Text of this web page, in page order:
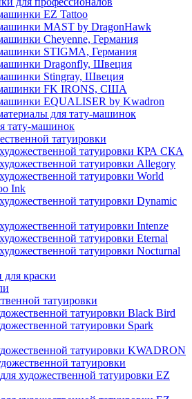
EZ Tattoo
MAST by DragonHawk
Cheyenne, Германия
STIGMA, Германия
Dragonfly, Швеция
Stingray, Швеция
FK IRONS, США
EQUALISER by Kwadron
для тату-машинок
тату-машинок
татуировки
татуировки КРА СКА
татуировки Allegory
татуировки World
Ink
татуировки Dynamic
татуировки Intenze
татуировки Eternal
татуировки Nocturnal
для краски
татуировки
татуировки Black Bird
татуировки Spark
татуировки KWADRON
татуировки
художественной татуировки EZ